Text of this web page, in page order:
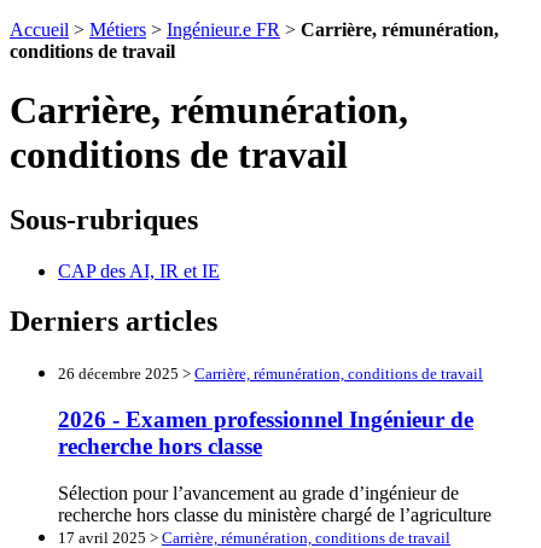
Accueil > Métiers > Ingénieur.e FR > Carrière, rémunération,
conditions de travail
Carrière, rémunération,
conditions de travail
Sous-rubriques
CAP des AI, IR et IE
Derniers articles
26 décembre 2025 > Carrière, rémunération, conditions de travail
2026 - Examen professionnel Ingénieur de
recherche hors classe
Sélection pour l’avancement au grade d’ingénieur de
recherche hors classe du ministère chargé de l’agriculture
17 avril 2025 > Carrière, rémunération, conditions de travail